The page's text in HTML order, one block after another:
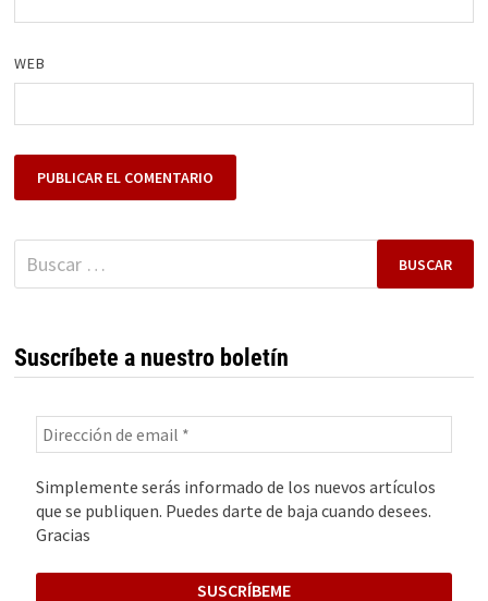
WEB
Buscar:
Suscríbete a nuestro boletín
Simplemente serás informado de los nuevos artículos
que se publiquen. Puedes darte de baja cuando desees.
Gracias